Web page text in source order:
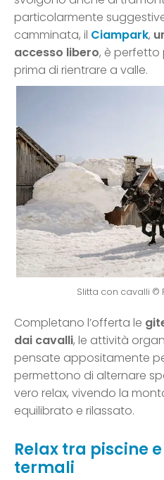
particolarmente
camminata, il Ciampark,
accesso libero, è perfetto
prima di rientrare a valle.
Slitta con cavalli ©
Completano l’offerta le
dai cavalli, le attività
pensate appositamente
permettono di alternare
vero relax, vivendo la
equilibrato e rilassato.
Relax tra piscine
termali